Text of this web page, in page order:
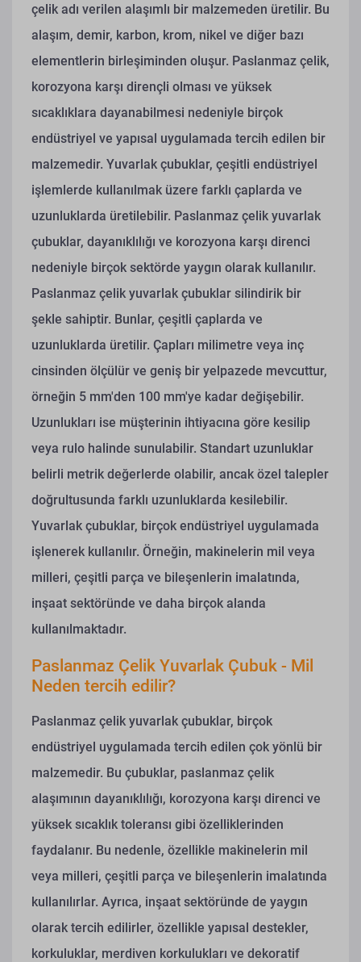
çelik adı verilen alaşımlı bir malzemeden üretilir. Bu
alaşım, demir, karbon, krom, nikel ve diğer bazı
elementlerin birleşiminden oluşur. Paslanmaz çelik,
korozyona karşı dirençli olması ve yüksek
sıcaklıklara dayanabilmesi nedeniyle birçok
endüstriyel ve yapısal uygulamada tercih edilen bir
malzemedir. Yuvarlak çubuklar, çeşitli endüstriyel
işlemlerde kullanılmak üzere farklı çaplarda ve
uzunluklarda üretilebilir. Paslanmaz çelik yuvarlak
çubuklar, dayanıklılığı ve korozyona karşı direnci
nedeniyle birçok sektörde yaygın olarak kullanılır.
Paslanmaz çelik yuvarlak çubuklar silindirik bir
şekle sahiptir. Bunlar, çeşitli çaplarda ve
uzunluklarda üretilir. Çapları milimetre veya inç
cinsinden ölçülür ve geniş bir yelpazede mevcuttur,
örneğin 5 mm'den 100 mm'ye kadar değişebilir.
Uzunlukları ise müşterinin ihtiyacına göre kesilip
veya rulo halinde sunulabilir. Standart uzunluklar
belirli metrik değerlerde olabilir, ancak özel talepler
doğrultusunda farklı uzunluklarda kesilebilir.
Yuvarlak çubuklar, birçok endüstriyel uygulamada
işlenerek kullanılır. Örneğin, makinelerin mil veya
milleri, çeşitli parça ve bileşenlerin imalatında,
inşaat sektöründe ve daha birçok alanda
kullanılmaktadır.
Paslanmaz Çelik Yuvarlak Çubuk - Mil
Neden tercih edilir?
Paslanmaz çelik yuvarlak çubuklar, birçok
endüstriyel uygulamada tercih edilen çok yönlü bir
malzemedir. Bu çubuklar, paslanmaz çelik
alaşımının dayanıklılığı, korozyona karşı direnci ve
yüksek sıcaklık toleransı gibi özelliklerinden
faydalanır. Bu nedenle, özellikle makinelerin mil
veya milleri, çeşitli parça ve bileşenlerin imalatında
kullanılırlar. Ayrıca, inşaat sektöründe de yaygın
olarak tercih edilirler, özellikle yapısal destekler,
korkuluklar, merdiven korkulukları ve dekoratif